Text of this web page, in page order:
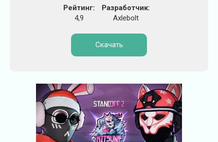
Рейтинг:
4,9
Разработчик:
Axlebolt
Скачать